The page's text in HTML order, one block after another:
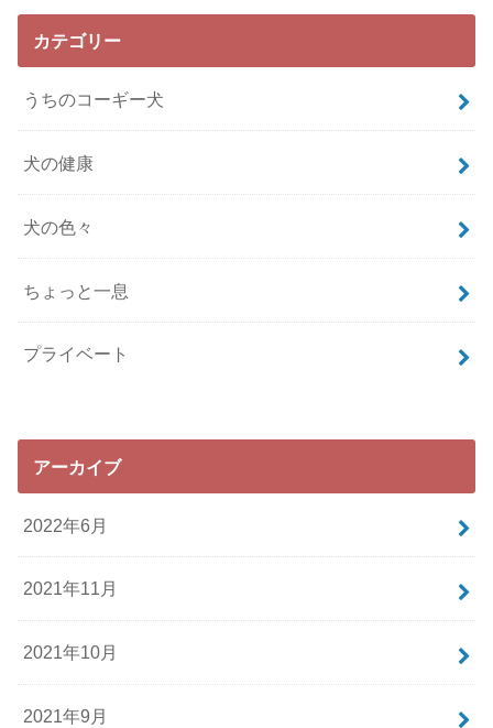
カテゴリー
うちのコーギー犬
犬の健康
犬の色々
ちょっと一息
プライベート
アーカイブ
2022年6月
2021年11月
2021年10月
2021年9月